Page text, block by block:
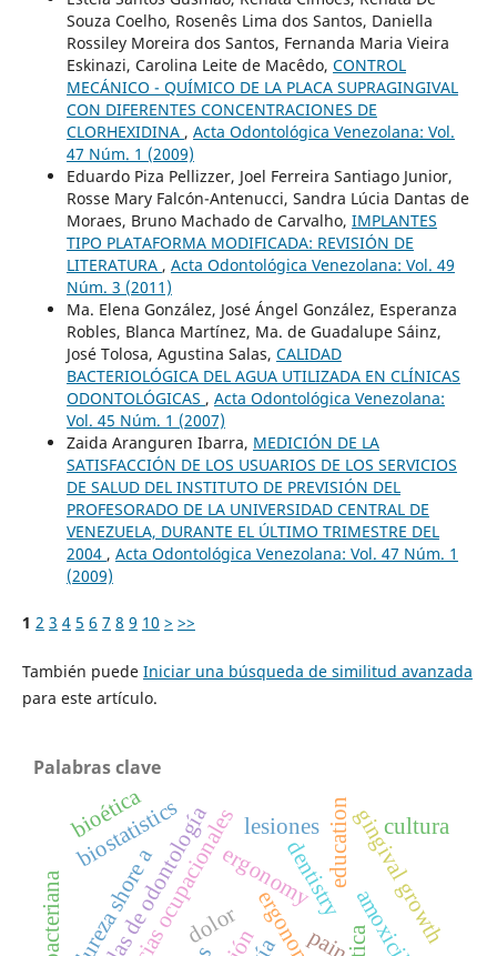
Souza Coelho, Rosenês Lima dos Santos, Daniella
Rossiley Moreira dos Santos, Fernanda Maria Vieira
Eskinazi, Carolina Leite de Macêdo, CONTROL
MECÁNICO - QUÍMICO DE LA PLACA SUPRAGINGIVAL
CON DIFERENTES CONCENTRACIONES DE
CLORHEXIDINA , Acta Odontológica Venezolana: Vol.
47 Núm. 1 (2009)
Eduardo Piza Pellizzer, Joel Ferreira Santiago Junior,
Rosse Mary Falcón-Antenucci, Sandra Lúcia Dantas de
Moraes, Bruno Machado de Carvalho, IMPLANTES
TIPO PLATAFORMA MODIFICADA: REVISIÓN DE
LITERATURA , Acta Odontológica Venezolana: Vol. 49
Núm. 3 (2011)
Ma. Elena González, José Ángel González, Esperanza
Robles, Blanca Martínez, Ma. de Guadalupe Sáinz,
José Tolosa, Agustina Salas, CALIDAD
BACTERIOLÓGICA DEL AGUA UTILIZADA EN CLÍNICAS
ODONTOLÓGICAS , Acta Odontológica Venezolana:
Vol. 45 Núm. 1 (2007)
Zaida Aranguren Ibarra, MEDICIÓN DE LA
SATISFACCIÓN DE LOS USUARIOS DE LOS SERVICIOS
DE SALUD DEL INSTITUTO DE PREVISIÓN DEL
PROFESORADO DE LA UNIVERSIDAD CENTRAL DE
VENEZUELA, DURANTE EL ÚLTIMO TRIMESTRE DEL
2004 , Acta Odontológica Venezolana: Vol. 47 Núm. 1
(2009)
1 2 3 4 5 6 7 8 9 10 > >>
También puede Iniciar una búsqueda de similitud avanzada
para este artículo.
Palabras clave
dolencias ocupacionales
dolor
ergonomy
pain
dentistry
escuelas de odontología
biostatistics educationgingival growth
dureza shore a
lesiones
bioética cultura